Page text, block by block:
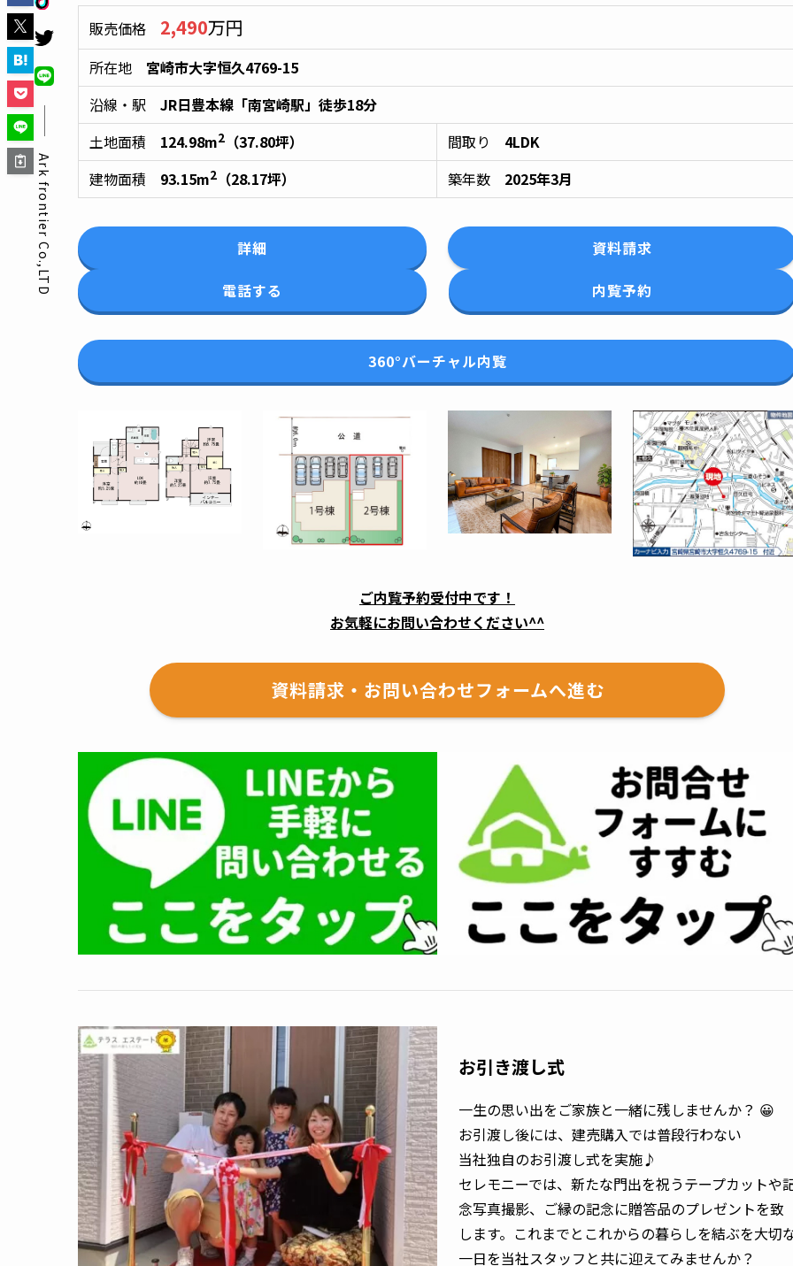
Ark frontier Co.,LTD
販売価格 2,490万円
所在地 宮崎市大字恒久4769-15
沿線・駅 JR日豊本線「南宮崎駅」徒歩18分
土地面積 124.98m2 （37.80坪） 間取り 4LDK
建物面積 93.15m2 （28.17坪） 築年数 2025年3月
詳細
資料請求
電話する
内覧予約
360°バーチャル内覧
ご内覧予約受付中です！
お気軽にお問い合わせください^^
資料請求・お問い合わせフォームへ進む
お引き渡し式
一生の思い出をご家族と一緒に残しませんか？ 😀
お引渡し後には、建売購入では普段行わない
当社独自のお引渡し式を実施♪
セレモニーでは、新たな門出を祝うテープカットや
念写真撮影、ご縁の記念に贈答品のプレゼントを致
します。これまでとこれからの暮らしを結ぶを大切
一日を当社スタッフと共に迎えてみませんか？